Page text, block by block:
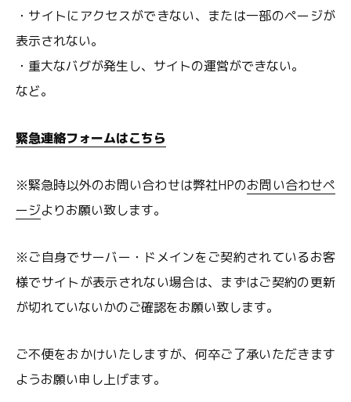
・サイトにアクセスができない、または一部のページが
表示されない。
・重大なバグが発生し、サイトの運営ができない。
など。
緊急連絡フォームはこちら
※緊急時以外のお問い合わせは弊社HPのお問い合わせペ
ージよりお願い致します。
※ご自身でサーバー・ドメインをご契約されているお客
様でサイトが表示されない場合は、まずはご契約の更新
が切れていないかのご確認をお願い致します。
ご不便をおかけいたしますが、何卒ご了承いただきます
ようお願い申し上げます。